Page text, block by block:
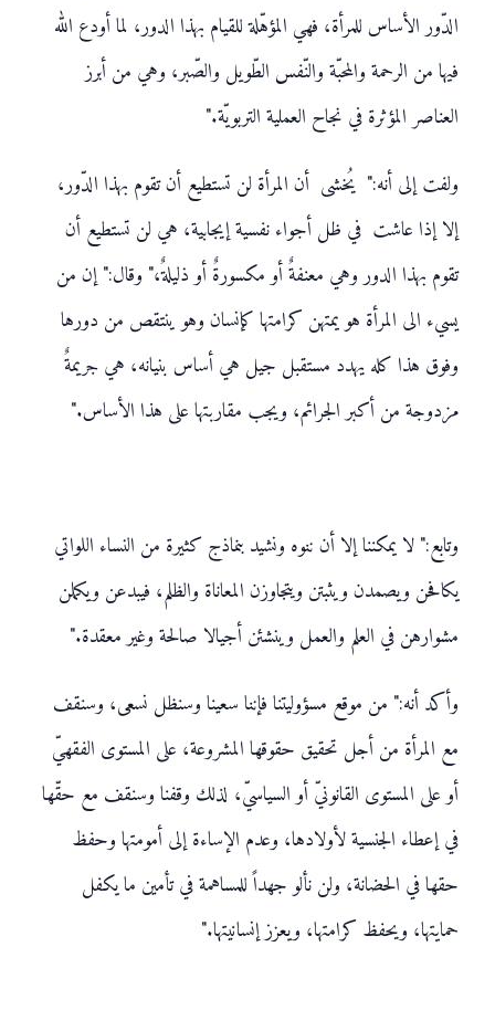
الدّور الأساس للمرأة، فهي المؤهّلة للقيام بهذا الدور، لما أودع الله
فيها من الرحمة والمحبّة والنّفس الطّويل والصّبر، وهي من أبرز
العناصر المؤثرة في نجاح العملية التربويّة."
ولفت إلى أنه:" يُخشى أن المرأة لن تستطيع أن تقوم بهذا الدّور،
إلا إذا عاشت في ظل أجواء نفسية إيجابية، هي لن تستطيع أن
تقوم بهذا الدور وهي معنفةٌ أو مكسورةٌ أو ذليلةٌ،" وقال:" إن من
يسيء الى المرأة هو يمتهن كرامتها كإنسان وهو ينتقص من دورها
وفوق هذا كله يهدد مستقبل جيل هي أساس بنيانه، هي جريمةٌ
مزدوجة من أكبر الجرائم، ويجب مقاربتها على هذا الأساس."
وتابع:" لا يمكننا إلا أن ننوه ونشيد بنماذج كثيرة من النساء اللواتي
يكافحن ويصمدن ويثبتن ويتجاوزن المعاناة والظلم، فيبدعن ويكملن
مشوارهن في العلم والعمل وينشئن أجيالا صالحة وغير معقدة."
وأكد أنه:" من موقع مسؤوليتنا فإننا سعينا وسنظل نسعى، وسنقف
مع المرأة من أجل تحقيق حقوقها المشروعة، على المستوى الفقهيّ
أو على المستوى القانونيّ أو السياسيّ، لذلك وقفنا وسنقف مع حقّها
في إعطاء الجنسية لأولادها، وعدم الإساءة إلى أمومتها وحفظ
حقها في الحضانة، ولن نألو جهداً للمساهمة في تأمين ما يكفل
حمايتها، ويحفظ كرامتها، ويعزز إنسانيتها."